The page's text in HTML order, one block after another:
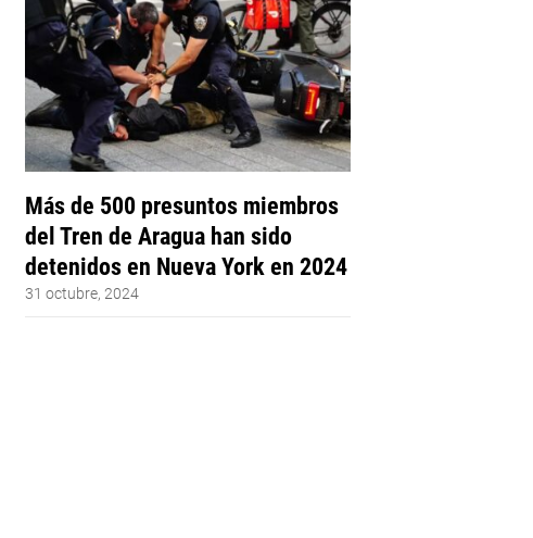
Más de 500 presuntos miembros
del Tren de Aragua han sido
detenidos en Nueva York en 2024
31 octubre, 2024